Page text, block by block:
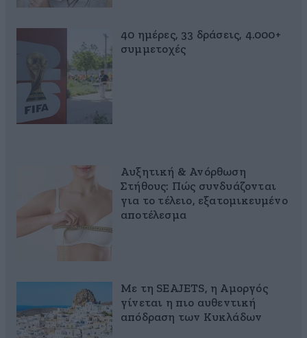
40 ημέρες, 33 δράσεις, 4.000+
συμμετοχές
Αυξητική & Ανόρθωση
Στήθους: Πώς συνδυάζονται
για το τέλειο, εξατομικευμένο
αποτέλεσμα
Με τη SEAJETS, η Αμοργός
γίνεται η πιο αυθεντική
απόδραση των Κυκλάδων